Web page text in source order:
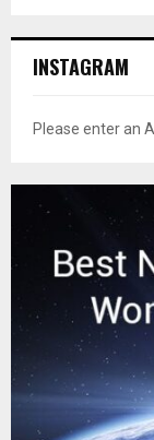
INSTAGRAM
Please enter an